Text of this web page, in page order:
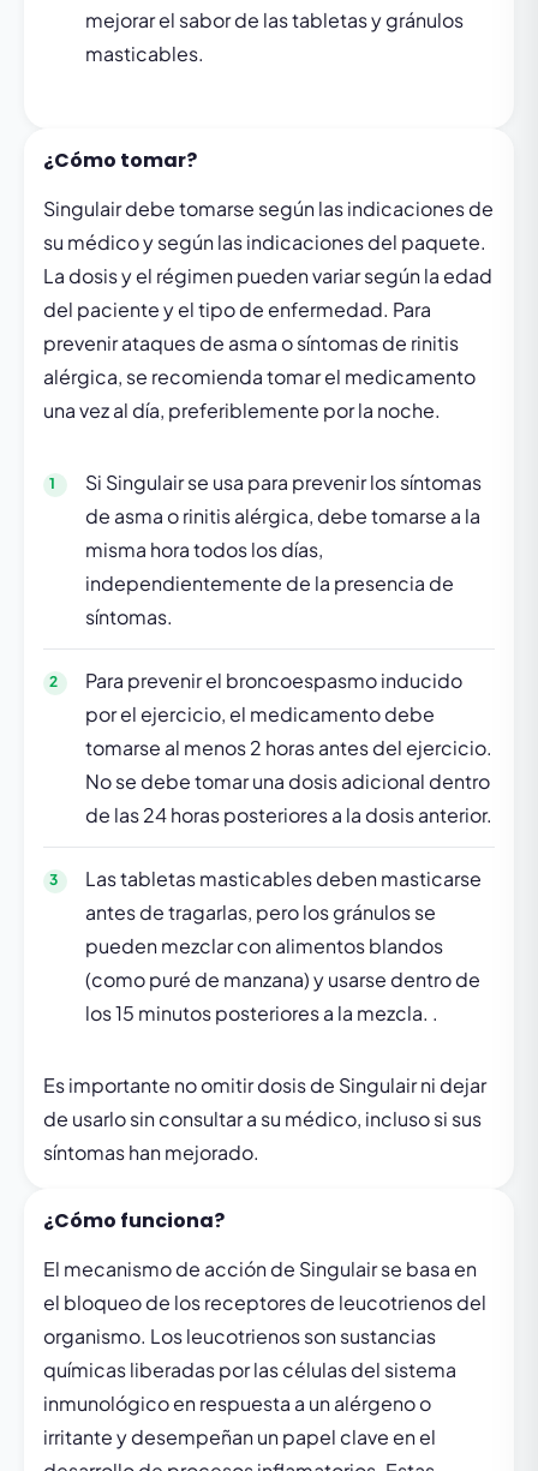
mejorar el sabor de las tabletas y gránulos
masticables.
¿Cómo tomar?
Singulair debe tomarse según las indicaciones de
su médico y según las indicaciones del paquete.
La dosis y el régimen pueden variar según la edad
del paciente y el tipo de enfermedad. Para
prevenir ataques de asma o síntomas de rinitis
alérgica, se recomienda tomar el medicamento
una vez al día, preferiblemente por la noche.
Si Singulair se usa para prevenir los síntomas
de asma o rinitis alérgica, debe tomarse a la
misma hora todos los días,
independientemente de la presencia de
síntomas.
Para prevenir el broncoespasmo inducido
por el ejercicio, el medicamento debe
tomarse al menos 2 horas antes del ejercicio.
No se debe tomar una dosis adicional dentro
de las 24 horas posteriores a la dosis anterior.
Las tabletas masticables deben masticarse
antes de tragarlas, pero los gránulos se
pueden mezclar con alimentos blandos
(como puré de manzana) y usarse dentro de
los 15 minutos posteriores a la mezcla. .
Es importante no omitir dosis de Singulair ni dejar
de usarlo sin consultar a su médico, incluso si sus
síntomas han mejorado.
¿Cómo funciona?
El mecanismo de acción de Singulair se basa en
el bloqueo de los receptores de leucotrienos del
organismo. Los leucotrienos son sustancias
químicas liberadas por las células del sistema
inmunológico en respuesta a un alérgeno o
irritante y desempeñan un papel clave en el